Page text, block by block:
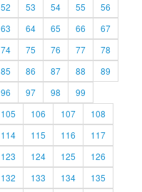
52 53 54 55
56
63 64 65 66
67
74 75 76 77
78
85 86 87 88
89
96 97 98
99
105 106 107
108
114 115 116
117
123 124 125
126
132 133 134
135